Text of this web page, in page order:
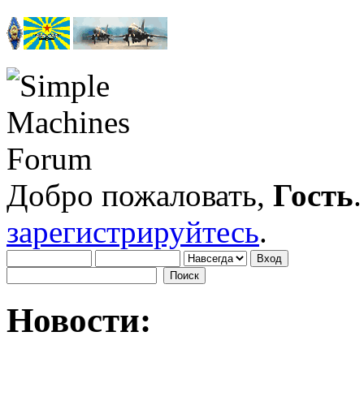
Добро пожаловать, Гость
зарегистрируйтесь.
Новости: